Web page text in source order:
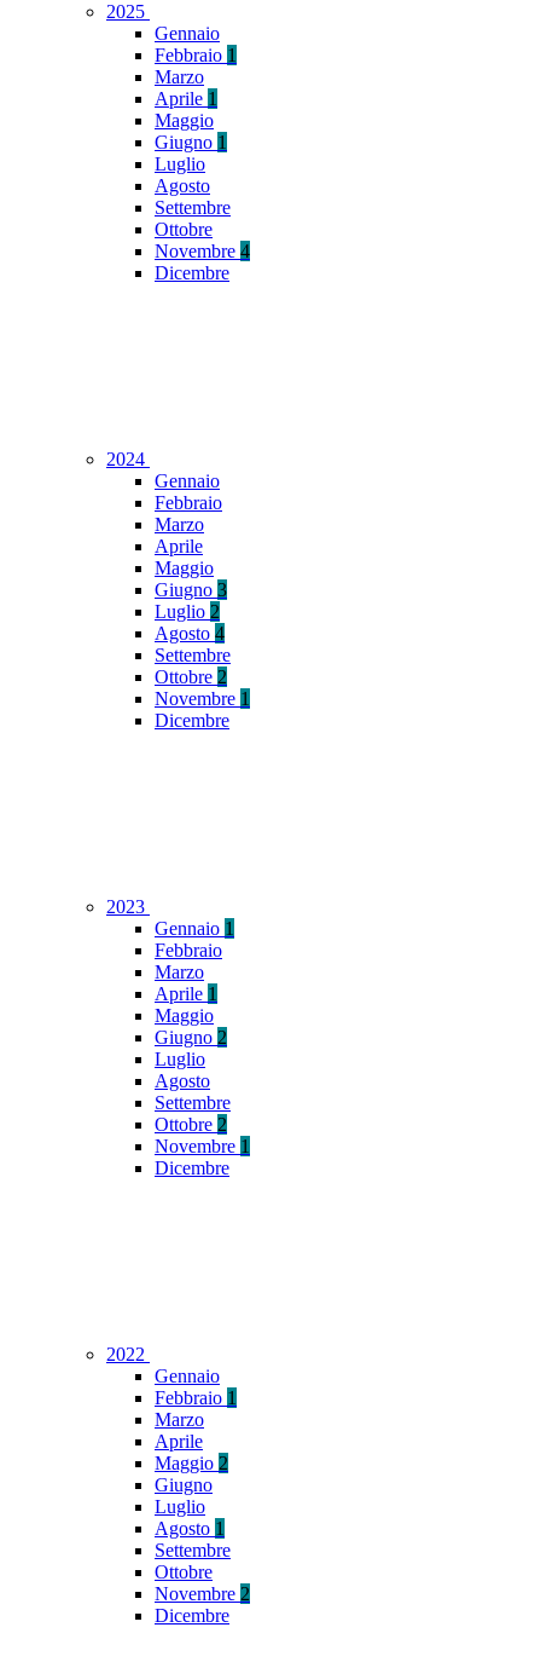
2025
Gennaio
Febbraio 1
Marzo
Aprile 1
Maggio
Giugno 1
Luglio
Agosto
Settembre
Ottobre
Novembre 4
Dicembre
2024
Gennaio
Febbraio
Marzo
Aprile
Maggio
Giugno 3
Luglio 2
Agosto 4
Settembre
Ottobre 2
Novembre 1
Dicembre
2023
Gennaio 1
Febbraio
Marzo
Aprile 1
Maggio
Giugno 2
Luglio
Agosto
Settembre
Ottobre 2
Novembre 1
Dicembre
2022
Gennaio
Febbraio 1
Marzo
Aprile
Maggio 2
Giugno
Luglio
Agosto 1
Settembre
Ottobre
Novembre 2
Dicembre